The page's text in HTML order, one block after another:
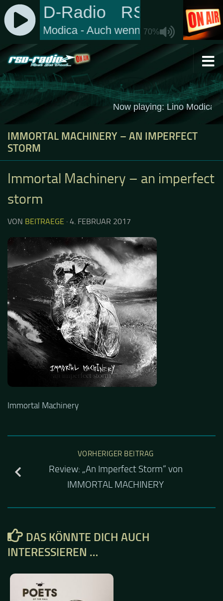
Zum Inhalt springen
IMMORTAL MACHINERY – AN IMPERFECT
STORM
Immortal Machinery – an imperfect
storm
VON BEITRAEGE · 4. FEBRUAR 2017
Immortal Machinery
VORHERIGER BEITRAG
Review: „An Imperfect Storm“ von
IMMORTAL MACHINERY
DAS KÖNNTE DICH AUCH
INTERESSIEREN …